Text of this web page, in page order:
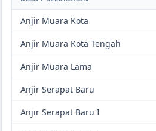
Anjir Muara Kota
Anjir Muara Kota Tengah
Anjir Muara Lama
Anjir Serapat Baru
Anjir Serapat Baru I